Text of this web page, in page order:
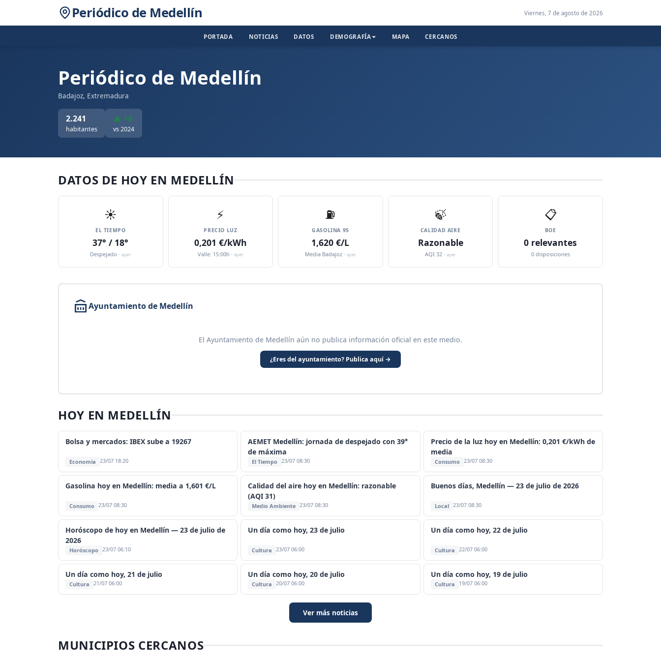
Periódico de Medellín Viernes, 7 de agosto de 2026
PORTADA NOTICIAS DATOS DEMOGRAFÍA MAPA CERCANOS
Periódico de Medellín
Badajoz, Extremadura
2.241
habitantes
▲ +4
vs 2024
DATOS DE HOY EN MEDELLÍN
☀️
EL TIEMPO
37° / 18°
Despejado ·ayer
⚡
PRECIO LUZ
0,201 €/kWh
Valle: 15:00h · ayer
⛽️
GASOLINA 95
1,620 €/L
Media Badajoz · ayer
🍃
CALIDAD AIRE
Razonable
AQI 32 ·ayer
📋
BOE
0 relevantes
0 disposiciones
Ayuntamiento de Medellín
El Ayuntamiento de Medellín aún no publica información oficial en este medio.
¿Eres del ayuntamiento? Publica aquí →
HOY EN MEDELLÍN
Bolsa y mercados: IBEX sube a 19267
Economía 23/07 18:20
AEMET Medellín: jornada de despejado con 39°
de máxima
El Tiempo 23/07 08:30
Precio de la luz hoy en Medellín: 0,201 €/kWh de
media
Consumo 23/07 08:30
Gasolina hoy en Medellín: media a 1,601 €/L
Consumo 23/07 08:30
Calidad del aire hoy en Medellín: razonable
(AQI 31)
Medio Ambiente 23/07 08:30
Buenos días, Medellín — 23 de julio de 2026
Local 23/07 08:30
Horóscopo de hoy en Medellín — 23 de julio de
2026
Horóscopo 23/07 06:10
Un día como hoy, 23 de julio
Cultura 23/07 06:00
Un día como hoy, 22 de julio
Cultura 22/07 06:00
Un día como hoy, 21 de julio
Cultura 21/07 06:00
Un día como hoy, 20 de julio
Cultura 20/07 06:00
Un día como hoy, 19 de julio
Cultura 19/07 06:00
Ver más noticias
MUNICIPIOS CERCANOS